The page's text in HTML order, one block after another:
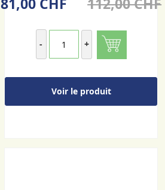
- +
Voir le produit